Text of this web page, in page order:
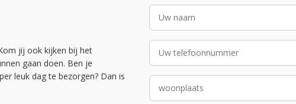
jij ook kijken bij het
gaan doen. Ben je
leuk dag te bezorgen? Dan is